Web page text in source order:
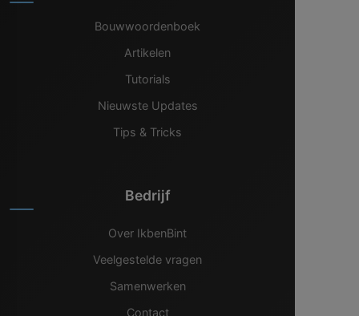
Bouwwoordenboek
Artikelen
Tutorials
Nieuwste Updates
Tips & Tricks
Bedrijf
Over IkbenBint
Veelgestelde vragen
Samenwerken
Contact